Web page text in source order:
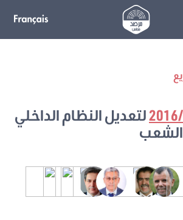
لتعديل النظام الداخلي